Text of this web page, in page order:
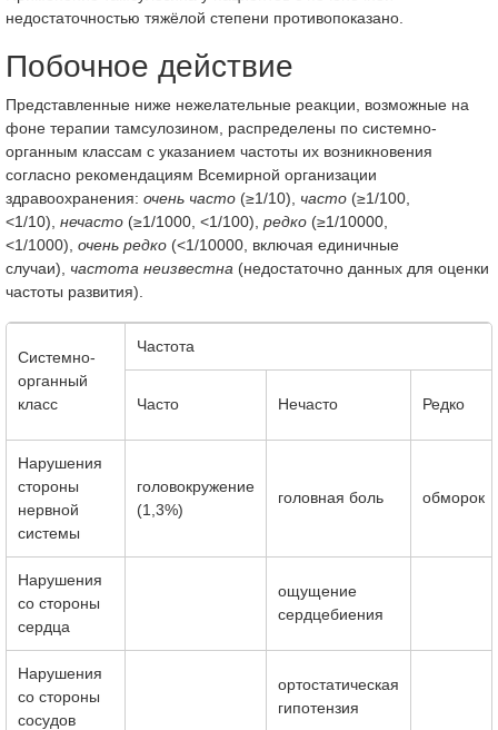
недостаточностью тяжёлой степени противопоказано.
Побочное действие
Представленные ниже нежелательные реакции, возможные на
фоне терапии тамсулозином, распределены по системно-
органным классам с указанием частоты их возникновения
согласно рекомендациям Всемирной организации
здравоохранения: очень часто (≥1/10), часто (≥1/100,
<1/10), нечасто (≥1/1000, <1/100), редко (≥1/10000,
<1/1000), очень редко (<1/10000, включая единичные
случаи), частота неизвестна (недостаточно данных для оценки
частоты развития).
Системно­
органный
класс
Частота
Часто Нечасто Редко
Нарушения
стороны
нервной
системы
головокружение
(1,3%)
головная боль обморок
Нарушения
со стороны
сердца
ощущение
сердцебиения
Нарушения
со стороны
сосудов
ортостатическая
гипотензия